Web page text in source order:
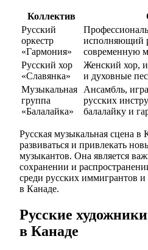
Коллектив
Русский
оркестр
«Гармония»
исполняющий
современную
Русский хор
«Славянка»
Женский хор,
и духовные
Музыкальная
группа
«Балалайка»
Ансамбль,
русских
балалайку и
Русская музыкальная сцена в
развиваться и привлекать
музыкантов. Она является
сохранении и
среди русских иммигрантов
в Канаде.
Русские
в Канаде